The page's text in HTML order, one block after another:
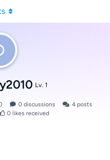
Lv. 1
0 discussions 4posts
0 likes received